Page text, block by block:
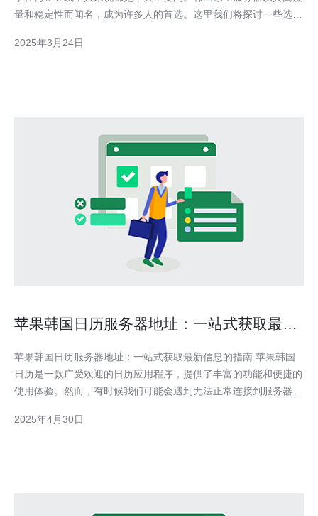
量和稳定性而闻名，成为许多人的首选。这里我们将探讨一些选择
界一流的互联网基础设施，提供高速稳定的网络连接。韩国原生服
2025年3月24日
苹果韩国日历服务器地址：一站式获取最新
苹果韩国日历服务器地址：一站式获取最新信息的指南 苹果韩国
日历是一款广受欢迎的日历应用程序，提供了丰富的功能和便捷的
使用体验。然而，有时候我们可能会遇到无法正常连接到服务器的
日历服务器地址，以便您能够轻松获取最新的日历信息。 苹果韩
2025年4月30日